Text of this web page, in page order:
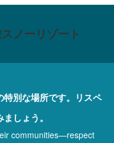
ノーリゾート
特別な場所です。リスペ
しょう。
communities—respect